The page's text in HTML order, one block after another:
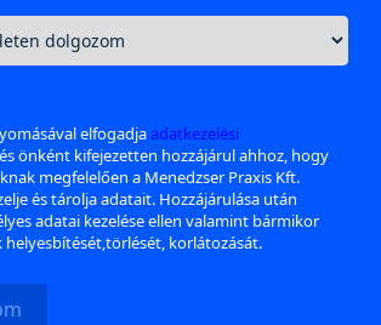
elfogadjaadatkezelési
önként kifejezetten hozzájárul ahhoz, hogy
megfelelően a Menedzser Praxis Kft.
és tárolja adatait. Hozzájárulása után
adatai kezelése ellen valamint bármikor
helyesbítését,törlését, korlátozását.